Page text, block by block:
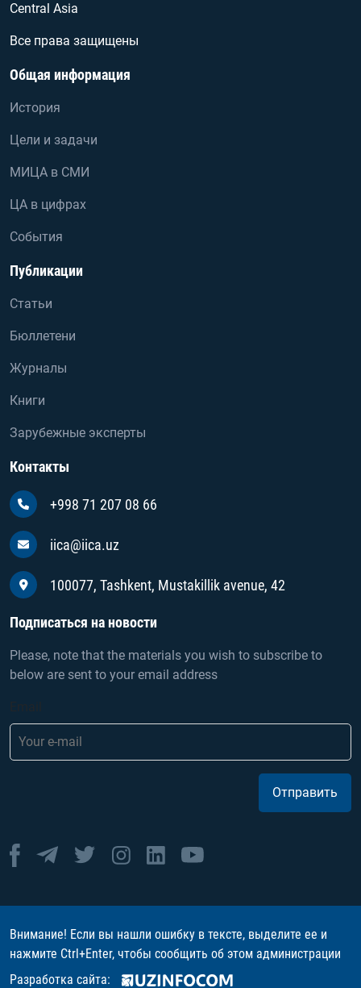
Central Asia
Все права защищены
Общая информация
История
Цели и задачи
МИЦА в СМИ
ЦА в цифрах
События
Публикации
Статьи
Бюллетени
Журналы
Книги
Зарубежные эксперты
Контакты
+998 71 207 08 66
iica@iica.uz
100077, Tashkent, Mustakillik avenue, 42
Подписаться на новости
Please, note that the materials you wish to subscribe to
below are sent to your email address
Отправить
Внимание! Если вы нашли ошибку в тексте, выделите ее и
нажмите Ctrl+Enter, чтобы сообщить об этом администрации
Разработка сайта: